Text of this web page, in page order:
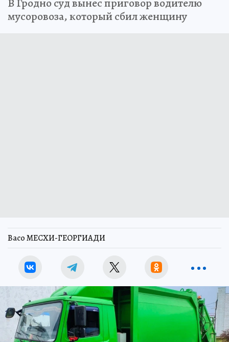
мусоровоза, который сбил женщину
Васо МЕСХИ-ГЕОРГИАДИ